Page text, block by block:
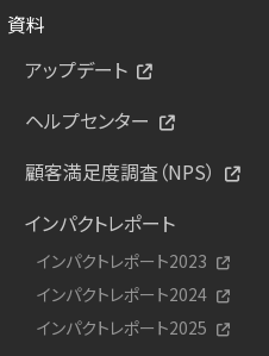
資料
アップデート
ヘルプセンター
顧客満足度調査（NPS）
インパクトレポート
インパクトレポート2023
インパクトレポート2024
インパクトレポート2025